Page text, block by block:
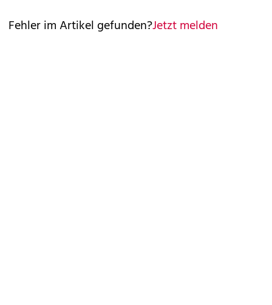
Fehler im Artikel gefunden?Jetzt melden